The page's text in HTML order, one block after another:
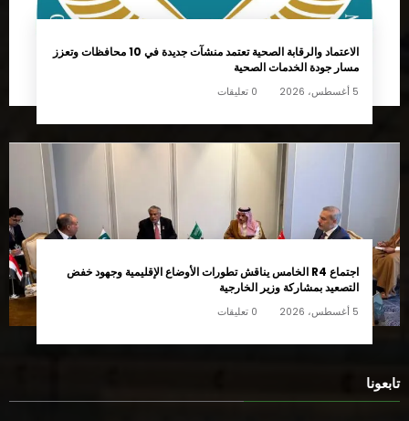
الاعتماد والرقابة الصحية تعتمد منشآت جديدة في 10 محافظات وتعزز
مسار جودة الخدمات الصحية
5 أغسطس، 2026 0 تعليقات
اجتماع R4 الخامس يناقش تطورات الأوضاع الإقليمية وجهود خفض
التصعيد بمشاركة وزير الخارجية
5 أغسطس، 2026 0 تعليقات
تابعونا